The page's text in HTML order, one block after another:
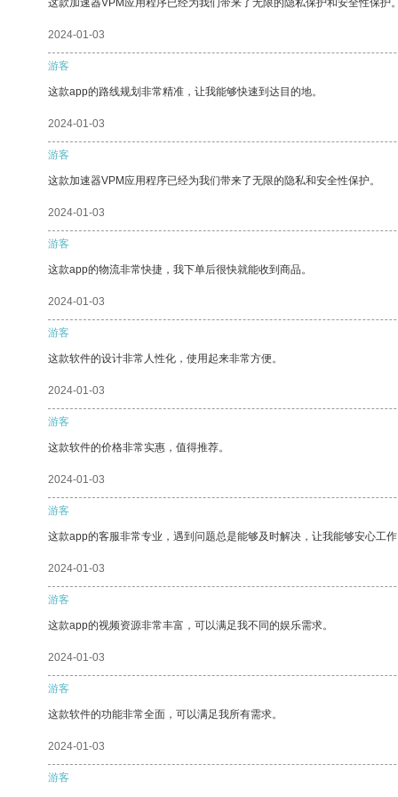
这款加速器VPM应用程序已经为我们带来了无限的隐私保护和安全性保护
2024-01-03
游客
这款app的路线规划非常精准，让我能够快速到达目的地。
2024-01-03
游客
这款加速器VPM应用程序已经为我们带来了无限的隐私和安全性保护。
2024-01-03
游客
这款app的物流非常快捷，我下单后很快就能收到商品。
2024-01-03
游客
这款软件的设计非常人性化，使用起来非常方便。
2024-01-03
游客
这款软件的价格非常实惠，值得推荐。
2024-01-03
游客
这款app的客服非常专业，遇到问题总是能够及时解决，让我能够安心工
2024-01-03
游客
这款app的视频资源非常丰富，可以满足我不同的娱乐需求。
2024-01-03
游客
这款软件的功能非常全面，可以满足我所有需求。
2024-01-03
游客